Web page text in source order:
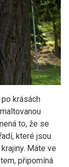
krásách
to, že se
které jsou
Máte ve
připomíná